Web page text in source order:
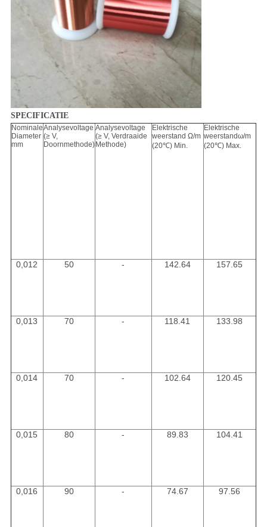
SPECIFICATIE
Nominale
Diameter
mm
Analysevoltage
(≥ V,
Doornmethode)
Analysevoltage
(≥ V, Verdraaide
Methode)
Elektrische
weerstand Ω/m
(20℃) Min.
Elektrische
weerstandω/m
(20℃) Max.
0,012 50 - 142.64 157.65
0,013 70 - 118.41 133.98
0,014 70 - 102.64 120.45
0,015 80 - 89.83 104.41
0,016 90 - 74.67 97.56